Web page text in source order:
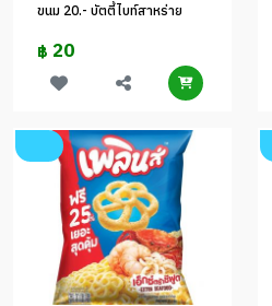
ขนม 20.- บัตตี้ไบท์สาหร่าย
฿ 20